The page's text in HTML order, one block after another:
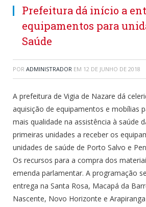
Prefeitura dá início a
equipamentos para
Saúde
POR ADMINISTRADOR EM 12 DE JUNHO DE 2018
A prefeitura de Vigia de Nazare dá
aquisição de equipamentos e mobílias
mais qualidade na assistência à saúde
primeiras unidades a receber os
unidades de saúde de Porto Salvo e
Os recursos para a compra dos
emenda parlamentar. A programação
entrega na Santa Rosa, Macapá da
Nascente, Novo Horizonte e